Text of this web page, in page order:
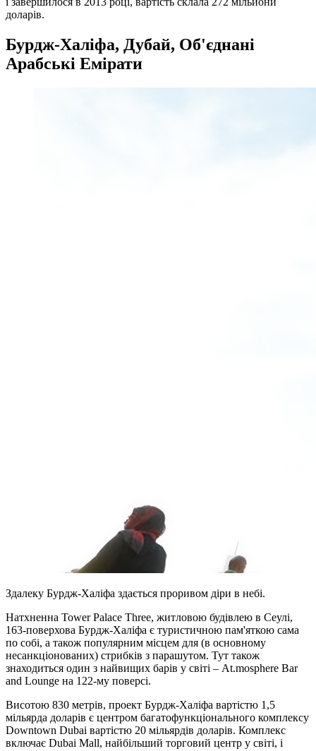
доларів.
Бурдж-Халіфа, Дубай, Об'єднані
Арабські Емірати
Здалеку Бурдж-Халіфа здається проривом діри в небі.
Натхненна Tower Palace Three, житловою будівлею в Сеулі,
163-поверхова Бурдж-Халіфа є туристичною пам'яткою сама
по собі, а також популярним місцем для (в основному
несанкціонованих) стрибків з парашутом. Тут також
знаходиться один з найвищих барів у світі – At.mosphere Bar
and Lounge на 122-му поверсі.
Висотою 830 метрів, проект Бурдж-Халіфа вартістю 1,5
мільярда доларів є центром багатофункціонального комплексу
Downtown Dubai вартістю 20 мільярдів доларів. Комплекс
включає Dubai Mall, найбільший торговий центр у світі, і